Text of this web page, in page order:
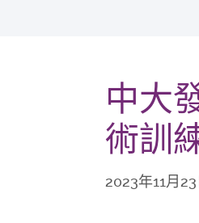
中大
術訓
2023年11月23